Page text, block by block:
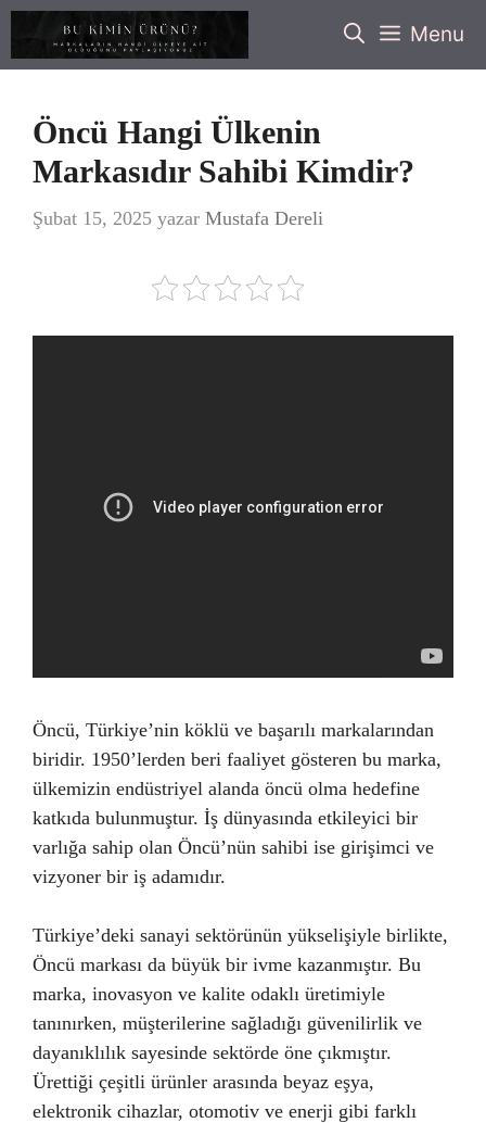
İçeriğe
Menu
Öncü Hangi Ülkenin
Markasıdır Sahibi Kimdir?
Şubat 15, 2025 yazar Mustafa Dereli
Öncü, Türkiye’nin köklü ve başarılı markalarından
biridir. 1950’lerden beri faaliyet gösteren bu marka,
ülkemizin endüstriyel alanda öncü olma hedefine
katkıda bulunmuştur. İş dünyasında etkileyici bir
varlığa sahip olan Öncü’nün sahibi ise girişimci ve
vizyoner bir iş adamıdır.
Türkiye’deki sanayi sektörünün yükselişiyle birlikte,
Öncü markası da büyük bir ivme kazanmıştır. Bu
marka, inovasyon ve kalite odaklı üretimiyle
tanınırken, müşterilerine sağladığı güvenilirlik ve
dayanıklılık sayesinde sektörde öne çıkmıştır.
Ürettiği çeşitli ürünler arasında beyaz eşya,
elektronik cihazlar, otomotiv ve enerji gibi farklı